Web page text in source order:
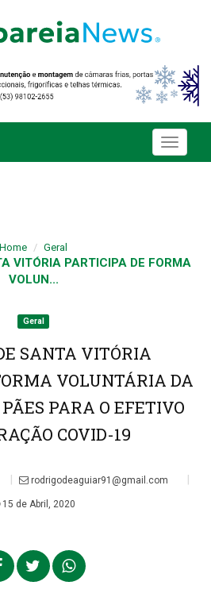
Toggle
Home Geral
VITÓRIA PARTICIPA DE FORMA
VOLUN...
Geral
SANTA VITÓRIA
VOLUNTÁRIA DA
PARA O EFETIVO
COVID-19
rodrigodeaguiar91@gmail.com
15 de Abril, 2020